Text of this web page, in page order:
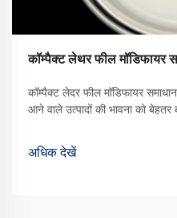
कॉम्पैक्ट लेथर फील मॉडिफायर
कॉम्पैक्ट लेदर फील मॉडिफायर
आने वाले उत्पादों की भावना को
बनाने में मदद करते हैं जिसे लोग उच्च
अधिक देखें